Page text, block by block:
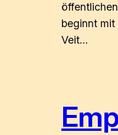
beginnt
Veit…